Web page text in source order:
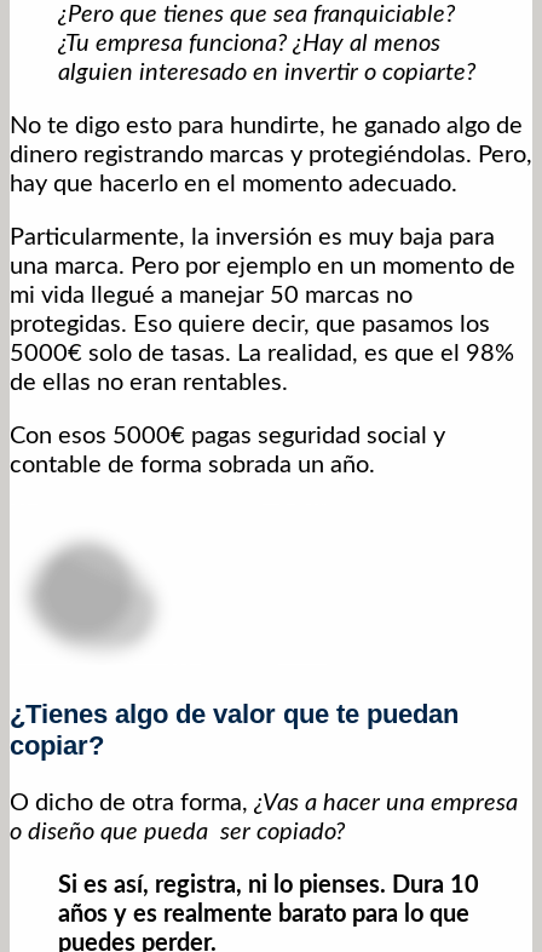
¿Pero que tienes que sea franquiciable?
¿Tu empresa funciona? ¿Hay al menos
alguien interesado en invertir o copiarte?
No te digo esto para hundirte, he ganado algo de
dinero registrando marcas y protegiéndolas. Pero,
hay que hacerlo en el momento adecuado.
Particularmente, la inversión es muy baja para
una marca. Pero por ejemplo en un momento de
mi vida llegué a manejar 50 marcas no
protegidas. Eso quiere decir, que pasamos los
5000€ solo de tasas. La realidad, es que el 98%
de ellas no eran rentables.
Con esos 5000€ pagas seguridad social y
contable de forma sobrada un año.
¿Tienes algo de valor que te puedan
copiar?
O dicho de otra forma, ¿Vas a hacer una empresa
o diseño que pueda ser copiado?
Si es así, registra, ni lo pienses. Dura 10
años y es realmente barato para lo que
puedes perder.